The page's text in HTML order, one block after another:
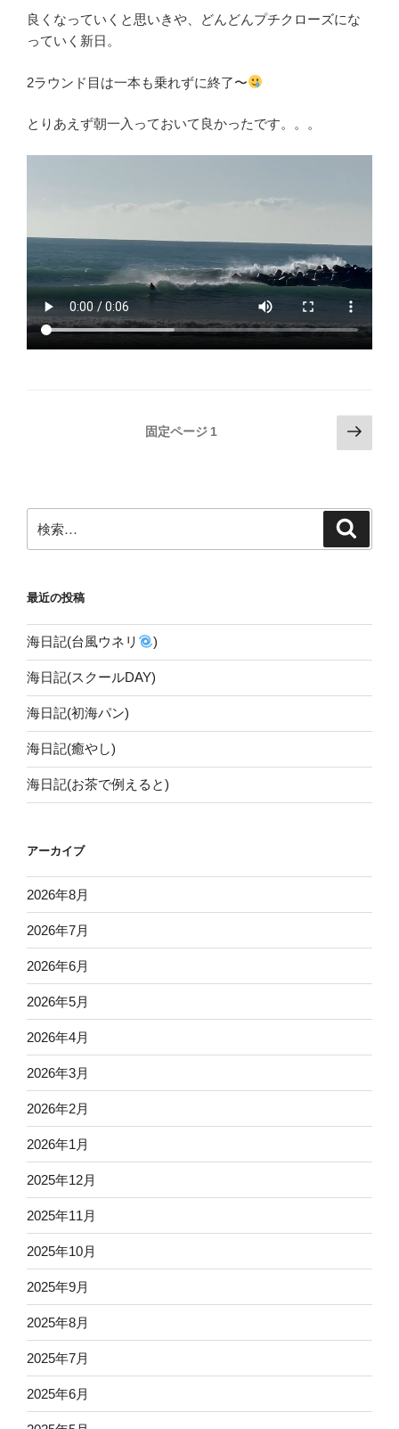
良くなっていくと思いきや、どんどんプチクローズにな
っていく新日。
2ラウンド目は一本も乗れずに終了〜
とりあえず朝一入っておいて良かったです。。。
ー
ジ
り
固定ページ 1
次
の
ジ
索:
最近の投稿
海日記(台風ウネリ )
海日記(スクールDAY)
海日記(初海パン)
海日記(癒やし)
海日記(お茶で例えると)
アーカイブ
2026年8月
2026年7月
2026年6月
2026年5月
2026年4月
2026年3月
2026年2月
2026年1月
2025年12月
2025年11月
2025年10月
2025年9月
2025年8月
2025年7月
2025年6月